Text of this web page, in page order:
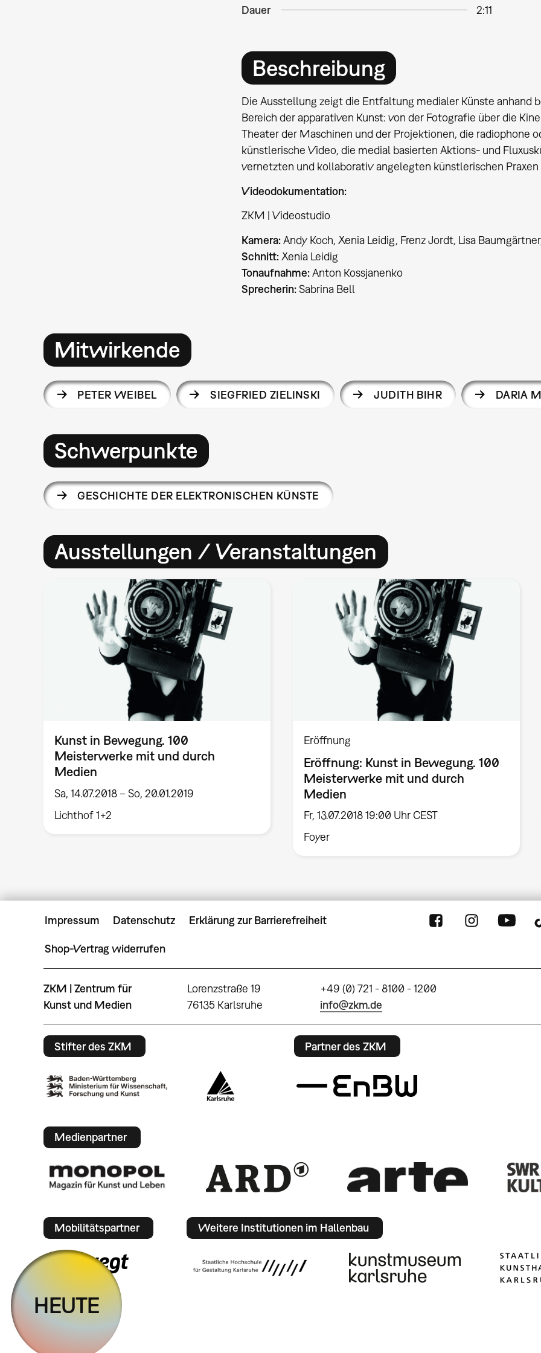
Dauer
2:11
Beschreibung
Die Ausstellung zeigt die Entfaltung medialer Künste anhand
Bereich der apparativen Kunst: von der Fotografie über die
Theater der Maschinen und der Projektionen, die radiophone
künstlerische Video, die medial basierten Aktions- und
vernetzten und kollaborativ angelegten künstlerischen
Videodokumentation:
ZKM | Videostudio
Kamera:Andy Koch, Xenia Leidig, Frenz Jordt, Lisa
Schnitt:Xenia Leidig
Tonaufnahme:Anton Kossjanenko
Sprecherin:Sabrina Bell
Mitwirkende
PETER WEIBEL SIEGFRIED ZIELINSKI JUDITH BIHR DARIA
Schwerpunkte
GESCHICHTE DER ELEKTRONISCHEN KÜNSTE
Ausstellungen / Veranstaltungen
Kunst in Bewegung. 100
Meisterwerke mit und durch
Medien
Sa, 14.07.2018 – So, 20.01.2019
Lichthof 1+2
Eröffnung
Eröffnung: Kunst in Bewegung. 100
Meisterwerke mit und durch
Medien
Fr, 13.07.2018 19:00 Uhr CEST
Foyer
Impressum Datenschutz Erklärung zur Barrierefreiheit
Shop-Vertrag widerrufen
ZKM | Zentrum für
Kunst und Medien
Lorenzstraße 19
76135 Karlsruhe
+49 (0) 721 - 8100 - 1200
info@zkm.de
Stifter des ZKM Partner des ZKM
Medienpartner
Mobilitätspartner Weitere Institutionen im Hallenbau
HEUTE